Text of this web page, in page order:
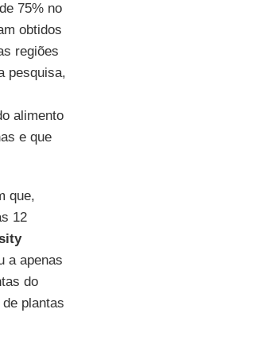
75% no
obtidos
regiões
pesquisa,
alimento
e que
que,
12
a apenas
do
plantas